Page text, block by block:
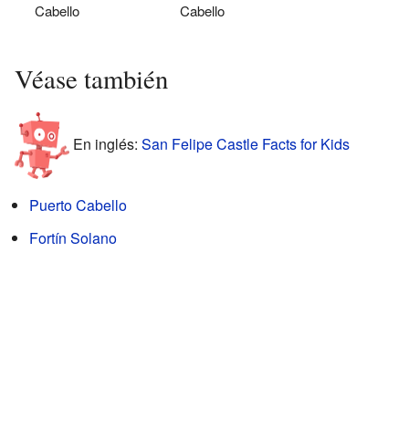
Cabello
Cabello
Véase también
En inglés: San Felipe Castle Facts for Kids
Puerto Cabello
Fortín Solano